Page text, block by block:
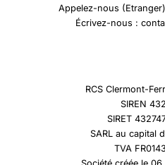
Appelez-nous
Écrivez-nous :
RCS Clermont-
SIREN
SIRET
SARL au capital
TVA